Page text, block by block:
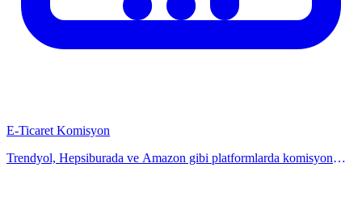
Benzeri finansal ve pratik hesaplamalar icin sitemizdeki diger
E-Ticaret Komisyon
Trendyol, Hepsiburada ve Amazon gibi platformlarda komisyon